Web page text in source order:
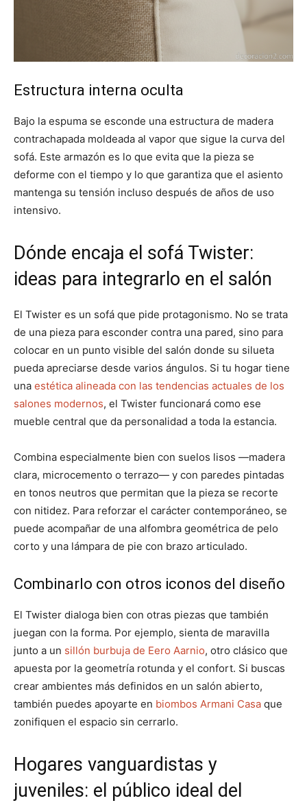
Estructura interna oculta
Bajo la espuma se esconde una estructura de madera
contrachapada moldeada al vapor que sigue la curva del
sofá. Este armazón es lo que evita que la pieza se
deforme con el tiempo y lo que garantiza que el asiento
mantenga su tensión incluso después de años de uso
intensivo.
Dónde encaja el sofá Twister:
ideas para integrarlo en el salón
El Twister es un sofá que pide protagonismo. No se trata
de una pieza para esconder contra una pared, sino para
colocar en un punto visible del salón donde su silueta
pueda apreciarse desde varios ángulos. Si tu hogar tiene
una estética alineada con las tendencias actuales de los
salones modernos, el Twister funcionará como ese
mueble central que da personalidad a toda la estancia.
Combina especialmente bien con suelos lisos —madera
clara, microcemento o terrazo— y con paredes pintadas
en tonos neutros que permitan que la pieza se recorte
con nitidez. Para reforzar el carácter contemporáneo, se
puede acompañar de una alfombra geométrica de pelo
corto y una lámpara de pie con brazo articulado.
Combinarlo con otros iconos del diseño
El Twister dialoga bien con otras piezas que también
juegan con la forma. Por ejemplo, sienta de maravilla
junto a un sillón burbuja de Eero Aarnio, otro clásico que
apuesta por la geometría rotunda y el confort. Si buscas
crear ambientes más definidos en un salón abierto,
también puedes apoyarte en biombos Armani Casa que
zonifiquen el espacio sin cerrarlo.
Hogares vanguardistas y
juveniles: el público ideal del